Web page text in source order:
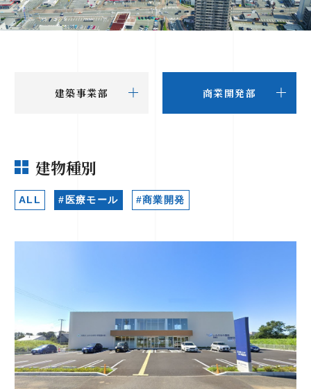
建築事業部 商業開発部
建物種別
ALL #医療モール #商業開発